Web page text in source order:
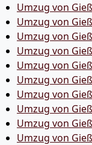
Umzug von
Umzug von
Umzug von
Umzug von
Umzug von
Umzug von
Umzug von
Umzug von
Umzug von
Umzug von